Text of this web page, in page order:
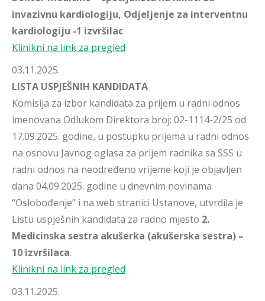
invazivnu kardiologiju, Odjeljenje za interventnu
kardiologiju -1 izvršilac
Klinikni na link za pregled
03.11.2025.
LISTA USPJEŠNIH KANDIDATA
Komisija za izbor kandidata za prijem u radni odnos
imenovana Odlukom Direktora broj: 02-1114-2/25 od
17.09.2025. godine, u postupku prijema u radni odnos
na osnovu Javnog oglasa za prijem radnika sa SSS u
radni odnos na neodređeno vrijeme koji je objavljen
dana 04.09.2025. godine u dnevnim novinama
“Oslobođenje” i na web stranici Ustanove, utvrdila je
Listu uspješnih kandidata za radno mjesto 2.
Medicinska sestra akušerka (akušerska sestra) –
10 izvršilaca.
Klinikni na link za pregled
03.11.2025.